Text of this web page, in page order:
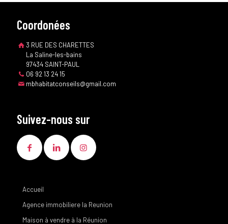
Coordonées
3 RUE DES CHARETTES
La Saline-les-bains
97434 SAINT-PAUL
06 92 13 24 15
mbhabitatconseils@gmail.com
Suivez-nous sur
Accueil
Agence immobiliere la Reunion
Maison à vendre à la Réunion